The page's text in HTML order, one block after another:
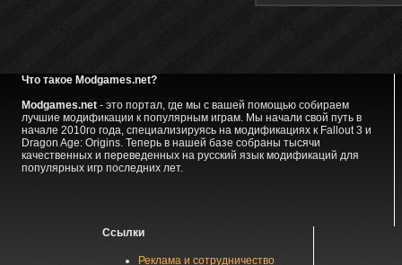
Что такое Modgames.net?
Modgames.net- это портал, где мы с вашей помощью собираем
лучшие модификации к популярным играм. Мы начали свой путь в
начале 2010го года, специализируясь на модификациях к Fallout 3 и
Dragon Age: Origins. Теперь в нашей базе собраны тысячи
качественных и переведенных на русский язык модификаций для
популярных игр последних лет.
Ссылки
Реклама и сотрудничество